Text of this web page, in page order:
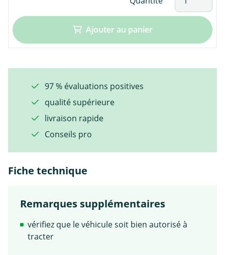
Ajouter au panier
97 % évaluations positives
qualité supérieure
livraison rapide
Conseils pro
Fiche technique
Remarques supplémentaires
vérifiez que le véhicule soit bien autorisé à
tracter